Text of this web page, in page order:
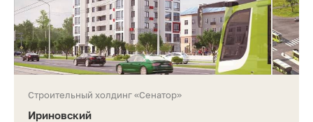
Строительный холдинг «Сенатор»
Ириновский